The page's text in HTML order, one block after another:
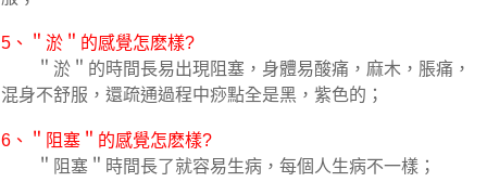
5、＂淤＂的感覺怎麽樣?
＂淤＂的時間長易出現阻塞，身體易酸痛，麻木，脹痛，
混身不舒服，還疏通過程中痧點全是黑，紫色的；
6、＂阻塞＂的感覺怎麽樣?
＂阻塞＂時間長了就容易生病，每個人生病不一樣；